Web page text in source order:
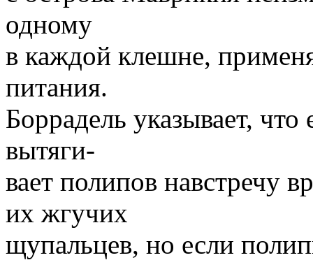
одному
в каждой клешне,
питания.
Боррадель указывает,
вытяги-
вает полипов навстречу
их жгучих
щупальцев, но если